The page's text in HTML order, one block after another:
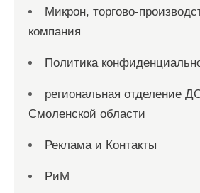
Микрон, торгово-
компания
Политика
региональная отделение
Смоленской области
Реклама и Контакты
РиМ